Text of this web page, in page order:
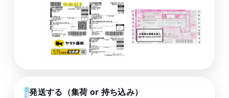
発送する（集荷 or 持ち込み）